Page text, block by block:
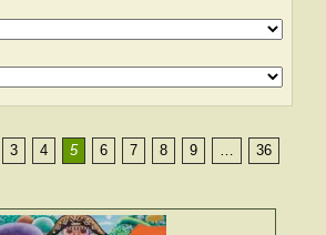
3 4 5 6 7 8 9 …
36